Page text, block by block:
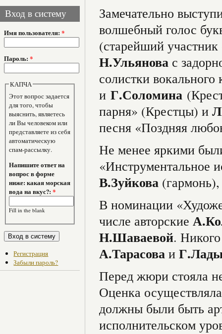
Вход в систему
Имя пользователя: *
Пароль: *
КАПЧА
Этот вопрос задается
для того, чтобы
выяснить, являетесь
ли Вы человеком или
представляете из себя
автоматическую
спам-рассылку.
Напишите ответ на
вопрос в форме
ниже: какая морская
вода на вкус?:*
Fill in the blank
Регистрация
Забыли пароль?
Замечательно
волшебный голос
(старейший
Н.Ульянова с
солистки
и Г.Соломина
парня» (Крестцы) и
песня «Поздняя
Не менее яркими
«Инструментальное
В.Зуйкова
В номинации
числе авторские
Н.Шаваевой.
А.Тарасова и
Перед жюри стояла
Оценка
должны были быть
исполнительском